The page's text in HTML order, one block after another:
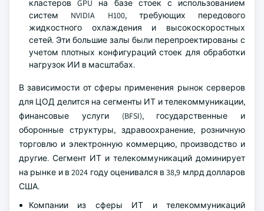
кластеров GPU на базе стоек с использованием
систем NVIDIA H100, требующих передового
жидкостного охлаждения и высокоскоростных
сетей. Эти большие залы были перепроектированы с
учетом плотных конфигураций стоек для обработки
нагрузок ИИ в масштабах.
В зависимости от сферы применения рынок серверов
для ЦОД делится на сегменты ИТ и телекоммуникации,
финансовые услуги (BFSI), государственные и
оборонные структуры, здравоохранение, розничную
торговлю и электронную коммерцию, производство и
другие. Сегмент ИТ и телекоммуникаций доминирует
на рынке и в 2024 году оценивался в 38,9 млрд долларов
США.
Компании из сферы ИТ и телекоммуникаций